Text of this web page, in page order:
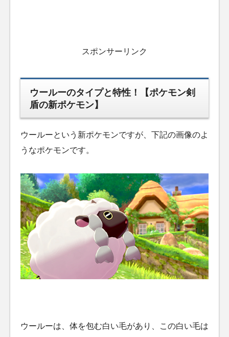
スポンサーリンク
ウールーのタイプと特性！【ポケモン剣
盾の新ポケモン】
ウールーという新ポケモンですが、下記の画像のよ
うなポケモンです。
ウールーは、体を包む白い毛があり、この白い毛は